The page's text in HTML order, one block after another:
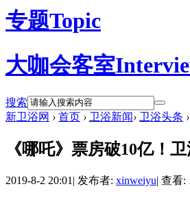
专题Topic
大咖会客室
搜索
新卫浴网 › 首页 › 卫浴新闻› 卫浴头条 ›
《哪吒》票房破10亿！
2019-8-2 20:01 | 发布者: xinweiyu| 查看: